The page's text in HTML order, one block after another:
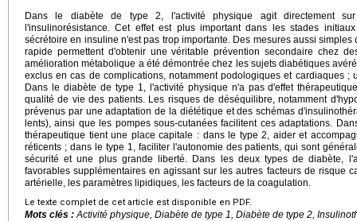
Dans le diabète de type 2, l'activité physique agit directement
l'insulinorésistance. Cet effet est plus important dans les stades
sécrétoire en insuline n'est pas trop importante. Des mesures aussi
rapide permettent d'obtenir une véritable prévention secondaire chez
amélioration métabolique a été démontrée chez les sujets diabétiques
exclus en cas de complications, notamment podologiques et cardiaques ;
Dans le diabète de type 1, l'activité physique n'a pas d'effet
qualité de vie des patients. Les risques de déséquilibre, notamment
prévenus par une adaptation de la diététique et des schémas
lents), ainsi que les pompes sous-cutanées facilitent ces adaptations.
thérapeutique tient une place capitale : dans le type 2, aider et
réticents ; dans le type 1, faciliter l'autonomie des patients, qui sont
sécurité et une plus grande liberté. Dans les deux types de diabète,
favorables supplémentaires en agissant sur les autres facteurs de risque
artérielle, les paramètres lipidiques, les facteurs de la coagulation.
Le texte complet de cet article est disponible en PDF.
Mots clés :Activité physique, Diabète de type 1, Diabète de type 2,